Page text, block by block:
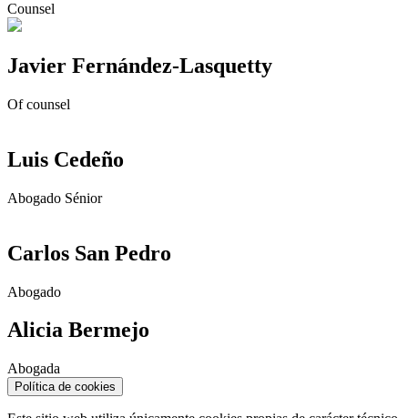
Counsel
Javier Fernández-Lasquetty
Of counsel
Luis Cedeño
Abogado Sénior
Carlos San Pedro
Abogado
Alicia Bermejo
Abogada
Política de cookies